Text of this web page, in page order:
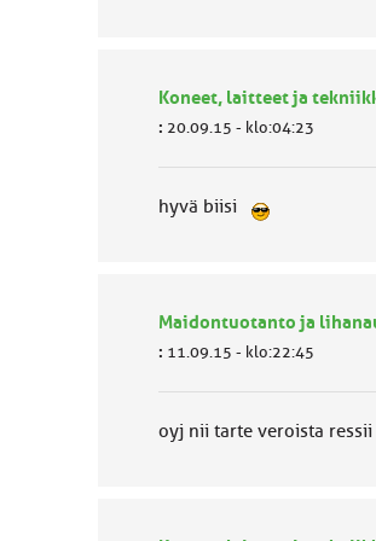
Koneet, laitteet ja
: 20.09.15 - klo:04:23
hyvä biisi
Maidontuotanto ja
: 11.09.15 - klo:22:45
oyj nii tarte veroista